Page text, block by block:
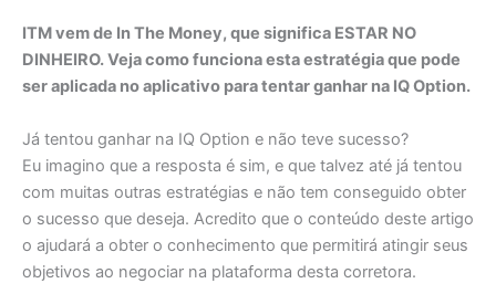
ITM vem de In The Money, que significa ESTAR NO
DINHEIRO. Veja como funciona esta estratégia que pode
ser aplicada no aplicativo para tentar ganhar na IQ Option.
Já tentou ganhar na IQ Option e não teve sucesso?
Eu imagino que a resposta é sim, e que talvez até já tentou
com muitas outras estratégias e não tem conseguido obter
o sucesso que deseja. Acredito que o conteúdo deste artigo
o ajudará a obter o conhecimento que permitirá atingir seus
objetivos ao negociar na plataforma desta corretora.